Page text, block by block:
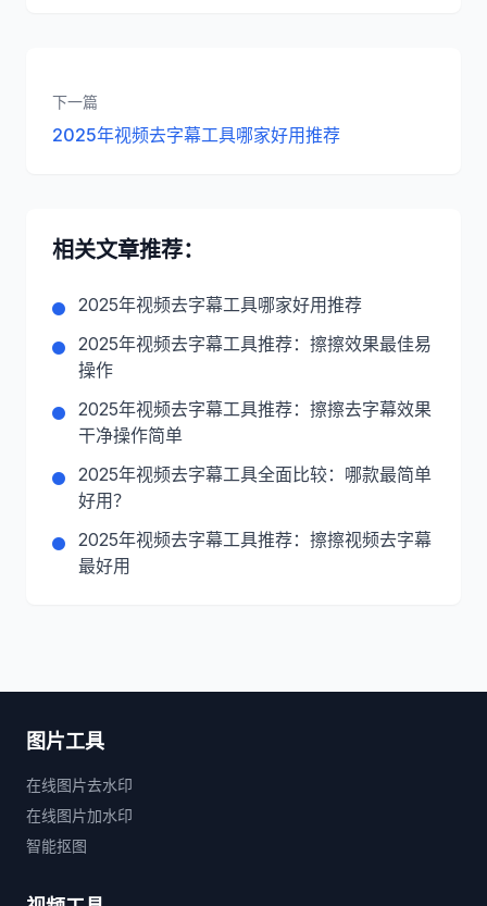
下一篇
2025年视频去字幕工具哪家好用推荐
相关文章推荐：
2025年视频去字幕工具哪家好用推荐
2025年视频去字幕工具推荐：擦擦效果最佳易
操作
2025年视频去字幕工具推荐：擦擦去字幕效果
干净操作简单
2025年视频去字幕工具全面比较：哪款最简单
好用？
2025年视频去字幕工具推荐：擦擦视频去字幕
最好用
图片工具
在线图片去水印
在线图片加水印
智能抠图